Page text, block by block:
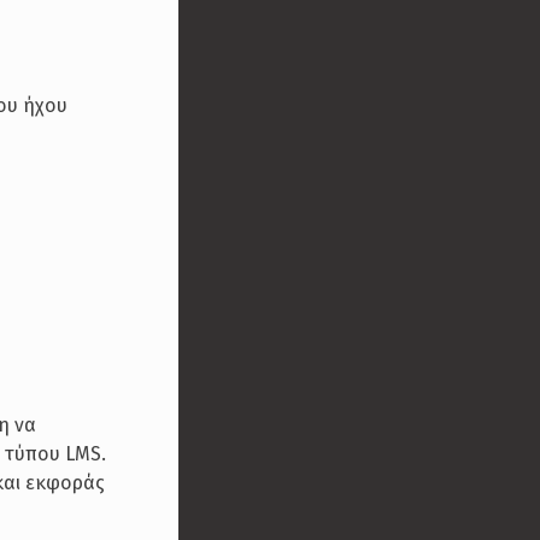
ήχου
να
LMS.
εκφοράς